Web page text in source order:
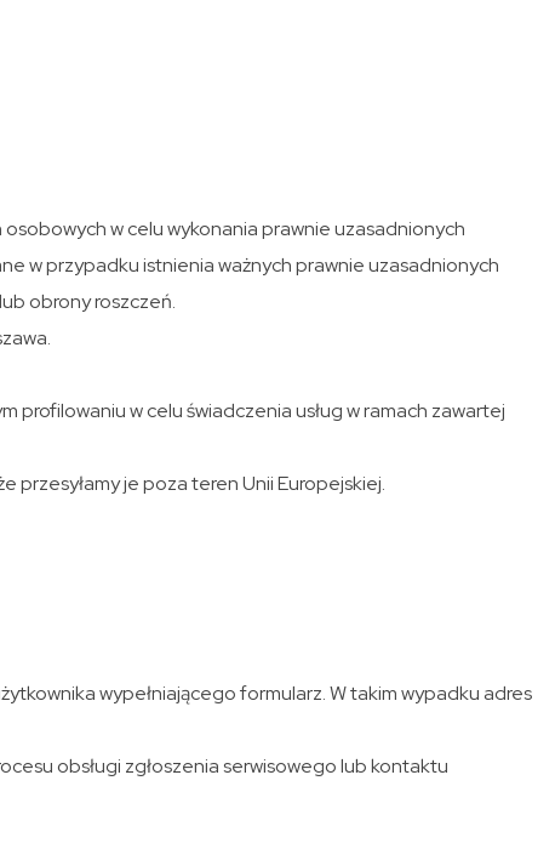
w celu wykonania prawnie uzasadnionych
w przypadku istnienia ważnych prawnie uzasadnionych
obrony roszczeń.
w celu świadczenia usług w ramach zawartej
je poza teren Unii Europejskiej.
wypełniającego formularz. W takim wypadku adres
obsługi zgłoszenia serwisowego lub kontaktu